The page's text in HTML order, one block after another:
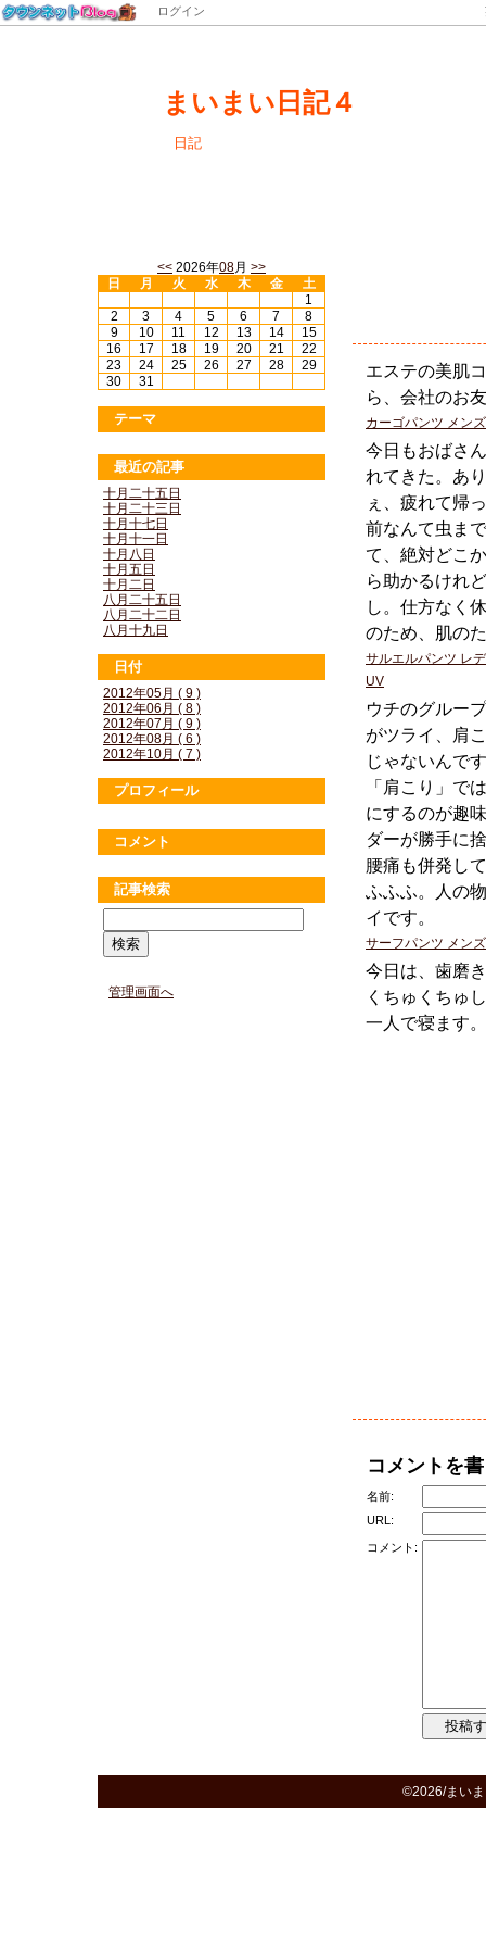
ログイン
まいまい日記４
日記
エステの美肌
ら、会社のお
カーゴパンツ メン
今日もおばさ
れてきた。あ
ぇ、疲れて帰
前なんて虫ま
て、絶対どこ
ら助かるけれ
し。仕方なく
のため、肌の
サルエルパンツ レ
UV
ウチのグルー
がツライ、肩
じゃないんで
「肩こり」で
にするのが趣
ダーが勝手に
腰痛も併発し
ふふふ。人の
イです。
サーフパンツ メン
今日は、歯磨
くちゅくちゅ
一人で寝ます
コメントを
名前:
URL:
コメント:
<< 2026年08月 >>
日
月 火 水 木 金
土
1
2
3 4 5 6 7
8
9
10 11 12 13 14
15
16
17 18 19 20 21
22
23
24 25 26 27 28
29
30
31
テーマ
最近の記事
十月二十五日
十月二十三日
十月十七日
十月十一日
十月八日
十月五日
十月二日
八月二十五日
八月二十二日
八月十九日
日付
2012年05月 ( 9 )
2012年06月 ( 8 )
2012年07月 ( 9 )
2012年08月 ( 6 )
2012年10月 ( 7 )
プロフィール
コメント
記事検索
管理画面へ
©2026/まい